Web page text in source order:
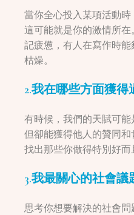
當你全心投入某項活動時
這可能就是你的激情所
記疲憊，有人在寫作時
枯燥。
2.我在哪些方面獲得
有時候，我們的天賦可能
但卻能獲得他人的贊同和
找出那些你做得特別好而
3.我最關心的社會議
思考你想要解決的社會